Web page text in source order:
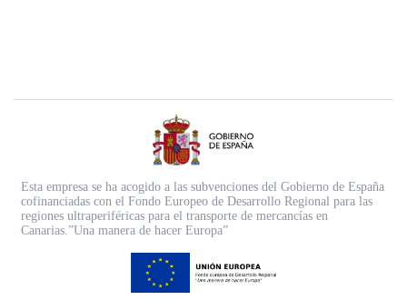
Esta empresa se ha acogido a las subvenciones del Gobierno de España
cofinanciadas con el Fondo Europeo de Desarrollo Regional para las
regiones ultraperiféricas para el transporte de mercancías en
Canarias.”Una manera de hacer Europa”